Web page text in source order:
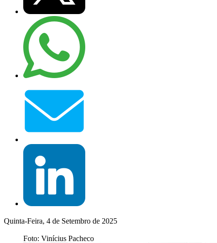
Quinta-Feira, 4 de Setembro de 2025
Foto: Vinícius Pacheco